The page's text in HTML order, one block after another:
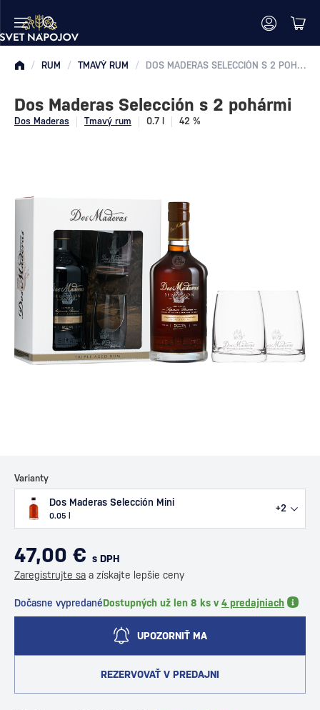
/ RUM / TMAVÝ RUM / DOS MADERAS SELECCIÓN S 2 POHÁRMI
Dos Maderas Tmavý rum 0.7 l 42 %
Dos Maderas Selección s 2 pohármi
Varianty
Dos Maderas Selección Mini
0.05 l
+2
47,00 € s DPH
Zaregistrujte sa a získajte lepšie ceny
Dočasne vypredanéDostupných už len 8 ks v4 predajniach
UPOZORNIŤ MA
REZERVOVAŤ V PREDAJNI